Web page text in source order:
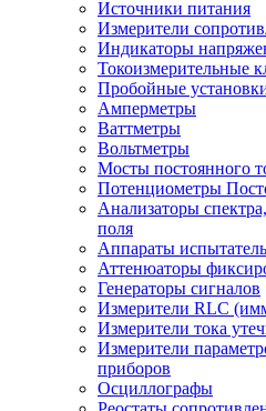
Источники питания
Измерители
Индикаторы
Токоизмерительные
Пробойные
Амперметры
Ваттметры
Вольтметры
Мосты постоянного
Потенциометры
Анализаторы
поля
Аппараты
Аттенюаторы
Генераторы сигналов
Измерители RLC
Измерители тока
Измерители
приборов
Осциллографы